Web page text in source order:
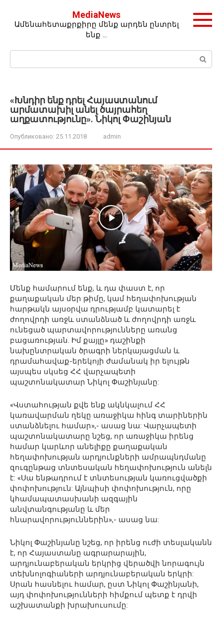
контенту
MediaNews
Ամենահետաքրքիրը մենք արդեն ընտրել
ենք …
Поиск:
«Խնդիր ենք դրել Հայաստանում
արմատախիլ անել ծայրահեղ
աղքատությունը». Նիկոլ Փաշինյան
Опубликовано: 25.11.2018 admin
Մենք համարում ենք, և դա փաստ է, որ
քաղաքական մեր թիմը, կամ հեղափոխության
հարթակն այսօրվա դրությամբ կատարել է
ժողովրդի առջև ստանձնած և ժողովրդի առջև
ունեցած պարտավորությունները առանց
բացառության. Իմ քայլը» դաշինքի
նախընտրական ծրագրի ներկայացման և
դրամահավաք-երեկոյի ժամանակ իր ելույթն
այսպես սկսեց ՀՀ վարչապետի
պաշտոնակատար Նիկոլ Փաշինյանը:
«Վստահության քվե ենք ակնկալում ՀՀ
կառավարման ղեկը առաջիկա հինգ տարիներին
ստանձնելու համար»,- ասաց նա: Վարչապետի
պաշտոնակատարը նշեց, որ առաջիկա իրենց
համար կարևոր անելիքը քաղաքական
հեղափոխության արդյունքների ամրապնդմանը
զուգընթաց տնտեսական հեղափոխություն անելն
է: «Սա ենթադրում է տնտեսության կառուցվածքի
փոփոխություն: Այնպիսի փոփոխություն, որը
կհամապատասխանի ազգային
անվտանգությանը և մեր
հնարավորություններին»,- ասաց նա:
Նիկոլ Փաշինյանը նշեց, որ իրենց ուժի տեսլականն
է, որ Հայաստանը ագրարարային,
արդյունաբերական երկրից վերածվի նորագույն
տեխնոլոգիաների արդյունաբերական երկրի:
Սրան հասնելու համար, ըստ Նիկոլ Փաշինյանի,
այդ փոփոխությունների հիմքում պետք է դրվի
աշխատանքի խրախուսումը: